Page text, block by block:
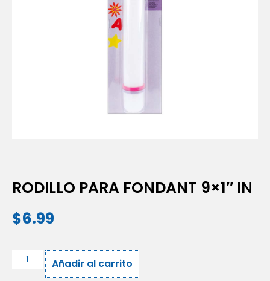
RODILLO PARA FONDANT 9×1″ IN
$6.99
Añadir al carrito